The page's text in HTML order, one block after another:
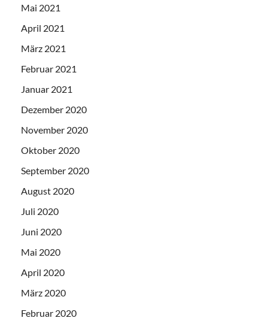
Mai 2021
April 2021
März 2021
Februar 2021
Januar 2021
Dezember 2020
November 2020
Oktober 2020
September 2020
August 2020
Juli 2020
Juni 2020
Mai 2020
April 2020
März 2020
Februar 2020